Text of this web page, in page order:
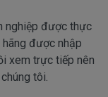
nghiệp được thực
hãng được nhập
xem trực tiếp nên
tôi.